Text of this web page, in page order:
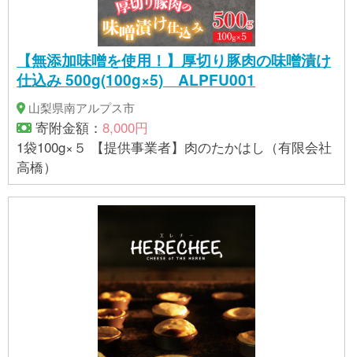
【無添加味噌を使用！】厚切り豚肉の味噌漬け
仕込み 500g(100g×5) ALPFU001
山梨県南アルプス市
寄附金額： 8,000円
1袋100g×５ 【提供事業者】肉のたかはし（有限会社
高橋）